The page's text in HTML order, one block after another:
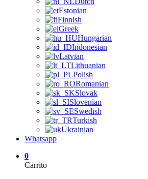
Estonian
Finnish
Greek
Hungarian
Indonesian
Latvian
Lithuanian
Polish
Romanian
Slovak
Slovenian
Swedish
Turkish
Ukrainian
Whatsapp
0
Carrito